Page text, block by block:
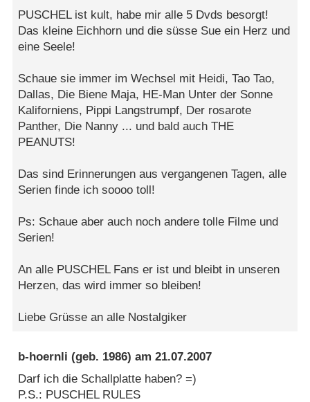
PUSCHEL ist kult, habe mir alle 5 Dvds besorgt!
Das kleine Eichhorn und die süsse Sue ein Herz und
eine Seele!
Schaue sie immer im Wechsel mit Heidi, Tao Tao,
Dallas, Die Biene Maja, HE-Man Unter der Sonne
Kaliforniens, Pippi Langstrumpf, Der rosarote
Panther, Die Nanny ... und bald auch THE
PEANUTS!
Das sind Erinnerungen aus vergangenen Tagen, alle
Serien finde ich soooo toll!
Ps: Schaue aber auch noch andere tolle Filme und
Serien!
An alle PUSCHEL Fans er ist und bleibt in unseren
Herzen, das wird immer so bleiben!
Liebe Grüsse an alle Nostalgiker
b-hoernli (geb. 1986) am21.07.2007
Darf ich die Schallplatte haben? =)
P.S.: PUSCHEL RULES